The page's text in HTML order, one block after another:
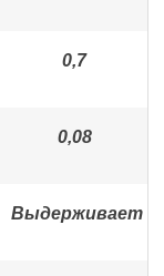
0,7
0,08
Выдерживает